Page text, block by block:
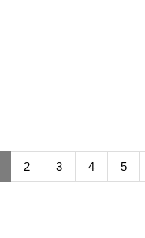
2 3 4 5